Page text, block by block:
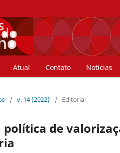
Atual Contato Notícias
/ v. 14 (2022) / Editorial
política de